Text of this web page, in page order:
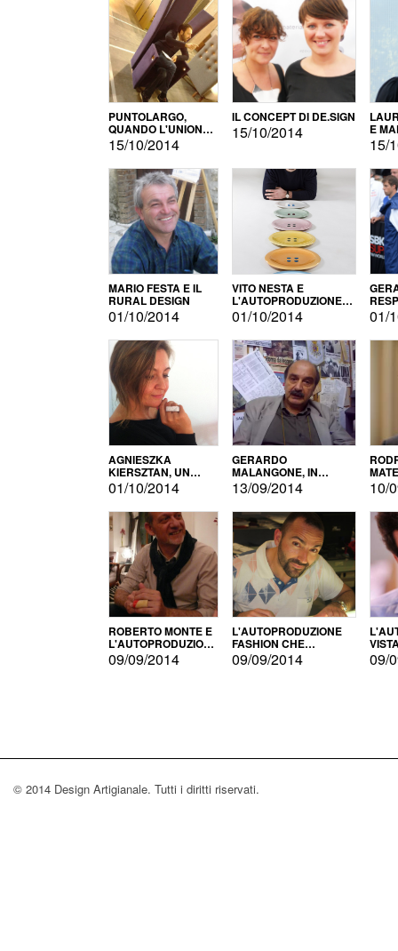
PUNTOLARGO,
QUANDO L'UNIONE
FA LA FORZA E
VINCE
15/10/2014
IL CONCEPT DI DE.SIGN
15/10/2014 E
15/
MARIO FESTA E IL
RURAL DESIGN
01/10/2014
VITO NESTA E
L'AUTOPRODUZIONE
COME RECUPERO DEI
SIMBOLI
01/10/2014 01/
AGNIESZKA
KIERSZTAN, UN
MODELLO DI
AUTOPRODUZIONE
01/10/2014
GERARDO
MALANGONE, IN
GIURIA PER IL
CONCORSO
LETTERARIO
13/09/2014 10/
ROBERTO MONTE E
L'AUTOPRODUZIONE
CON IL CENSIMENTO
09/09/2014
L'AUTOPRODUZIONE
FASHION CHE
CONQUISTA GLI USA
09/09/2014 09/
© 2014 Design Artigianale. Tutti i diritti riservati.